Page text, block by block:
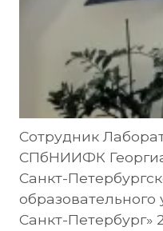
Сотрудник
СПбНИИФК
Санкт-
Санкт-Петербург»